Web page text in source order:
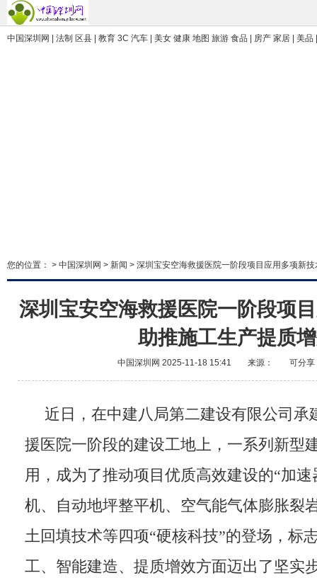
中国深圳网 | 法制 区县 | 教育 3C 汽车 | 美女 健康 地图 旅游 食品 | 房产 家居 | 美品
您的位置： > 中国深圳网 > 新闻 > 深圳宝安空海救援医院一阶段项目应用多项新
深圳宝安空海救援医院一阶段项
助推施工生产提质
中国深圳网 2025-11-18 15:41 来源： 可分享
近日，在中建八局第二建设有限公司承
援医院一阶段的建设工地上，一系列新型
用，成为了推动项目优质高效建设的“加
机、自动地坪整平机、空气能气体膨胀裂
土回填技术等四项“硬核科技”的登场，标
工、智能建造、提质增效方面迈出了坚实